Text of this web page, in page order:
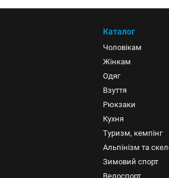
Каталог
Чоловікам
Жінкам
Одяг
Взуття
Рюкзаки
Кухня
Туризм, кемпінг
Альпінізм та
Зимовий спорт
Велоспорт